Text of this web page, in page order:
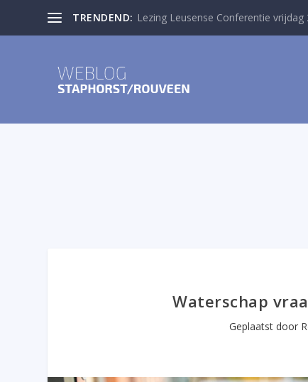
TRENDEND: Lezing Leusense Conferentie vrijdag
Waterschap
Geplaatst door